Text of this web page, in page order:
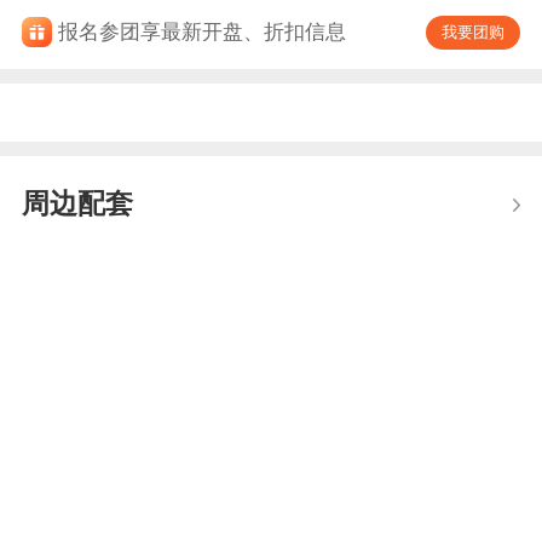
报名参团享最新开盘、折扣信息 我要团购
周边配套